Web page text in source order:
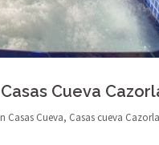
Cueva
Casas Cueva, Casas cueva Cazorla